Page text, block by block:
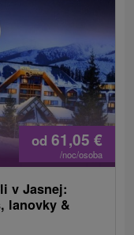
od 61,05 €
/noc/osoba
v Jasnej:
lanovky &